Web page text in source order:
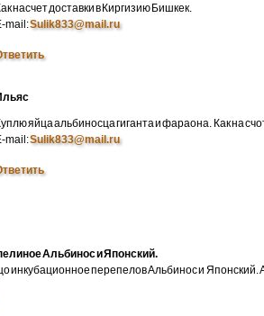
насчет доставки в Киргизию Бишкек.
mail:Sulik833@mail.ru
яйца альбиносца гиганта и фараона. Как на
mail:Sulik833@mail.ru
Альбинос и Японский.
инкубационное перепелов Альбинос и